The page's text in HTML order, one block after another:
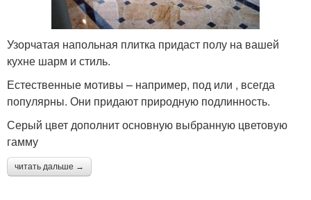
Узорчатая напольная плитка придаст полу на вашей
кухне шарм и стиль.
Естественные мотивы – например, под или , всегда
популярны. Они придают природную подлинность.
Серый цвет дополнит основную выбранную цветовую
гамму
читать дальше →